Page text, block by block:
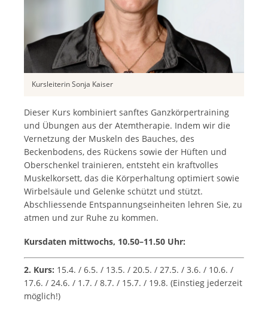
Kursleiterin Sonja Kaiser
Dieser Kurs kombiniert sanftes Ganzkörpertraining
und Übungen aus der Atemtherapie. Indem wir die
Vernetzung der Muskeln des Bauches, des
Beckenbodens, des Rückens sowie der Hüften und
Oberschenkel trainieren, entsteht ein kraftvolles
Muskelkorsett, das die Körperhaltung optimiert sowie
Wirbelsäule und Gelenke schützt und stützt.
Abschliessende Entspannungseinheiten lehren Sie, zu
atmen und zur Ruhe zu kommen.
Kursdaten mittwochs, 10.50–11.50 Uhr:
2. Kurs: 15.4. / 6.5. / 13.5. / 20.5. / 27.5. / 3.6. / 10.6. /
17.6. / 24.6. / 1.7. / 8.7. / 15.7. / 19.8. (Einstieg jederzeit
möglich!)